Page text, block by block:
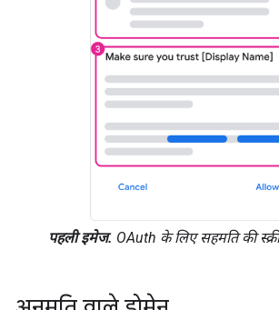
पहली इमेज. OAuth के लिए सहमति की